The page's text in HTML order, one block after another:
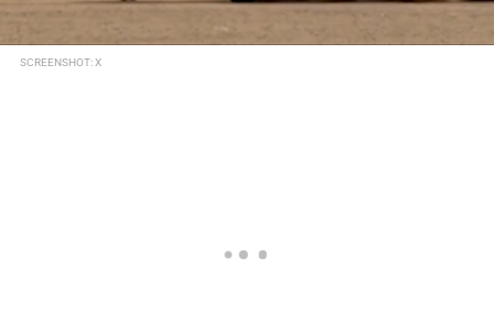
SCREENSHOT: X